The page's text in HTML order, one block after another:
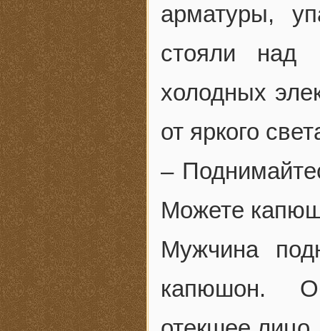
арматуры,
стояли над
холодных
от яркого
–
Можете
Мужчина
капюшон.